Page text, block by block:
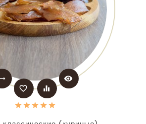
favorite_border
equalizer
visibility